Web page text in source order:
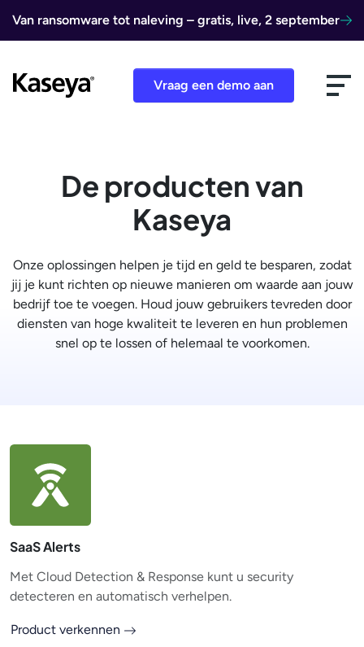
Van ransomware tot naleving – gratis, live, 2 september
Vraag een demo aan
De producten van
Kaseya
Onze oplossingen helpen je tijd en geld te besparen, zodat
jij je kunt richten op nieuwe manieren om waarde aan jouw
bedrijf toe te voegen. Houd jouw gebruikers tevreden door
diensten van hoge kwaliteit te leveren en hun problemen
snel op te lossen of helemaal te voorkomen.
SaaS Alerts
Met Cloud Detection & Response kunt u security
detecteren en automatisch verhelpen.
Product verkennen